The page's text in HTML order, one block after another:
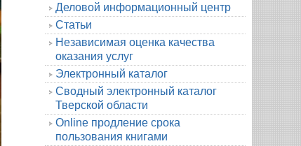
Деловой информационный центр
Статьи
Независимая оценка качества
оказания услуг
Электронный каталог
Сводный электронный каталог
Тверской области
Online продление срока
пользования книгами